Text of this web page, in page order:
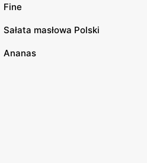
Fine
Sałata masłowa Polski
Ananas